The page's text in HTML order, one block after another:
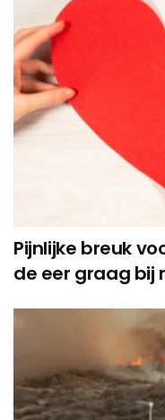
Pijnlijke breuk
de eer graag bij